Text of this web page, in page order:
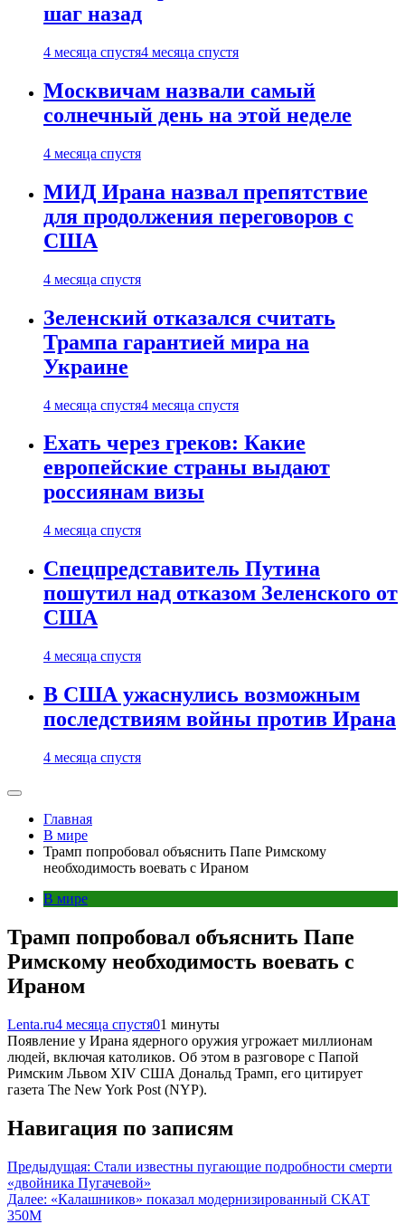
шаг назад
4 месяца спустя4 месяца спустя
Москвичам назвали самый
солнечный день на этой неделе
4 месяца спустя
МИД Ирана назвал препятствие
для продолжения переговоров с
США
4 месяца спустя
Зеленский отказался считать
Трампа гарантией мира на
Украине
4 месяца спустя4 месяца спустя
Ехать через греков: Какие
европейские страны выдают
россиянам визы
4 месяца спустя
Спецпредставитель Путина
пошутил над отказом Зеленского от
США
4 месяца спустя
В США ужаснулись возможным
последствиям войны против Ирана
4 месяца спустя
Главная
В мире
Трамп попробовал объяснить Папе Римскому
необходимость воевать с Ираном
В мире
Трамп попробовал объяснить Папе
Римскому необходимость воевать с
Ираном
Lenta.ru4 месяца спустя01 минуты
Появление у Ирана ядерного оружия угрожает миллионам
людей, включая католиков. Об этом в разговоре с Папой
Римским Львом XIV США Дональд Трамп, его цитирует
газета The New York Post (NYP).
Навигация по записям
Предыдущая: Стали известны пугающие подробности смерти
«двойника Пугачевой»
Далее: «Калашников» показал модернизированный СКАТ
350М